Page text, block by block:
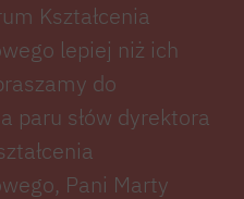
Kształcenia
lepiej niż ich
do
paru słów dyrektora
Pani Marty